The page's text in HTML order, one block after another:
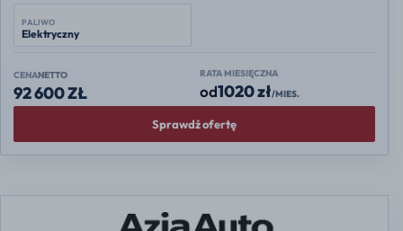
PALIWO
Elektryczny
CENANETTO
92 600 ZŁ
RATA MIESIĘCZNA
od1020 zł/MIES.
Sprawdź ofertę